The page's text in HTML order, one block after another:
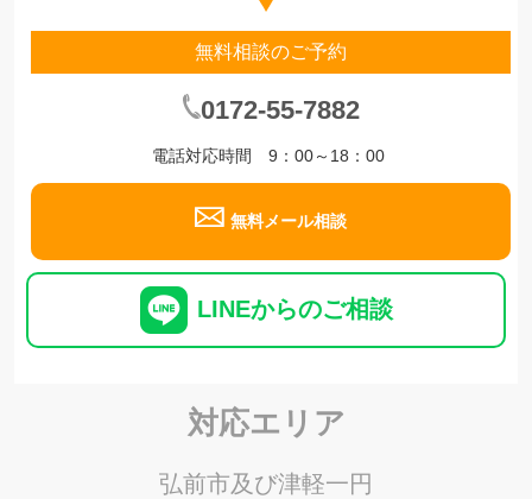
無料相談のご予約
0172-55-7882
電話対応時間 9：00～18：00
無料メール相談
LINEからのご相談
対応エリア
弘前市及び津軽一円